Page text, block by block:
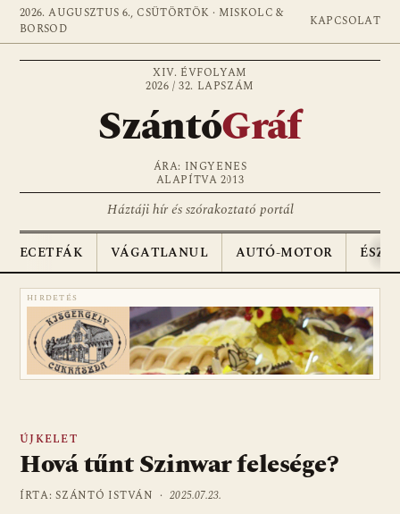
2026. AUGUSZTUS 6., CSÜTÖRTÖK · MISKOLC &
BORSOD
KAPCSOLAT
XIV. ÉVFOLYAM
2026 / 32. LAPSZÁM
SzántóGráf
ÁRA: INGYENES
ALAPÍTVA 2013
Háztáji hír és szórakoztató portál
ECETFÁK VÁGATLANUL AUTÓ-MOTOR
HIRDETÉS
ÚJKELET
Hová tűnt Szinwar felesége?
ÍRTA: SZÁNTÓ ISTVÁN ·2025.07.23.